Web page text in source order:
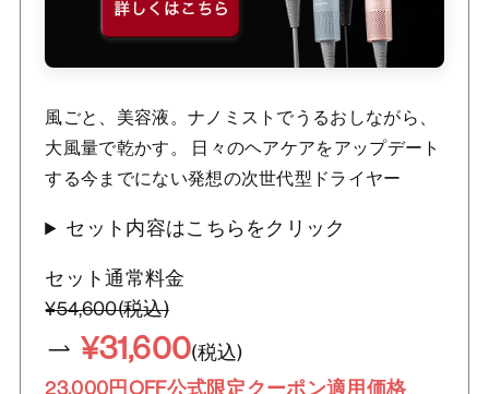
風ごと、美容液。ナノミストでうるおしながら、
大風量で乾かす。 日々のヘアケアをアップデート
する今までにない発想の次世代型ドライヤー
セット内容はこちらをクリック
セット通常料金
¥54,600(税込)
¥31,600(税込)
23,000円OFF公式限定クーポン適用価格